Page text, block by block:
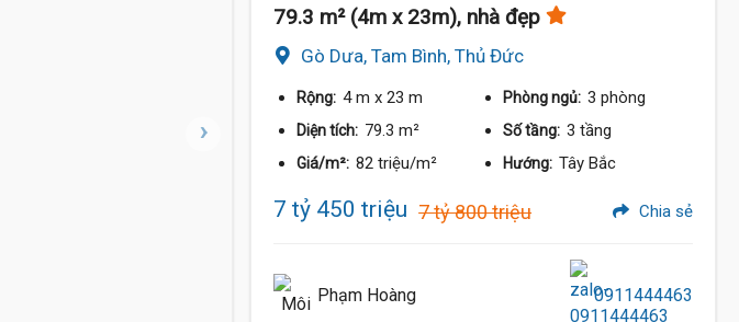
79.3 m² (4m x 23m), nhà đẹp
Gò Dưa, Tam Bình, Thủ Đức
Rộng: 4 m x 23 m Phòng ngủ: 3 phòng
Diện tích: 79.3 m² Số tầng: 3 tầng
Giá/m²: 82 triệu/m² Hướng: Tây Bắc
7 tỷ 450 triệu 7 tỷ 800 triệu Chia sẻ
Phạm Hoàng 0911444463